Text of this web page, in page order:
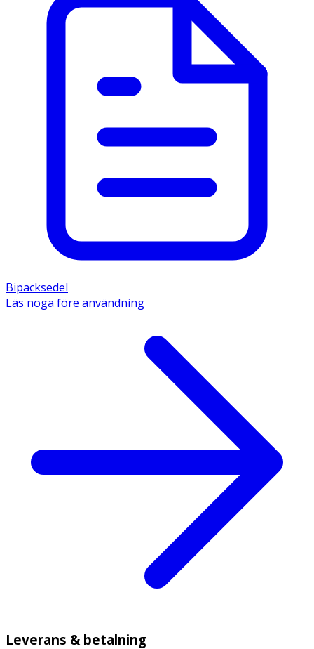
Bipacksedel
Läs noga före användning
Leverans & betalning